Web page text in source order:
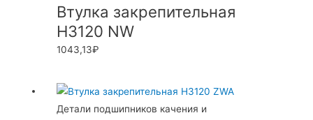
Втулка закрепительная
H3120 NW
1043,13₽
Детали подшипников качения и